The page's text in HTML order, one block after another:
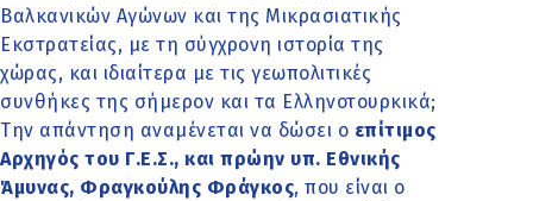
Βαλκανικών Αγώνων και της Μικρασιατικής
Εκστρατείας, με τη σύγχρονη ιστορία της
χώρας, και ιδιαίτερα με τις γεωπολιτικές
συνθήκες της σήμερον και τα Ελληνοτουρκικά;
Την απάντηση αναμένεται να δώσει ο επίτιμος
Αρχηγός του Γ.Ε.Σ., και πρώην υπ. Εθνικής
Άμυνας, Φραγκούλης Φράγκος, που είναι ο